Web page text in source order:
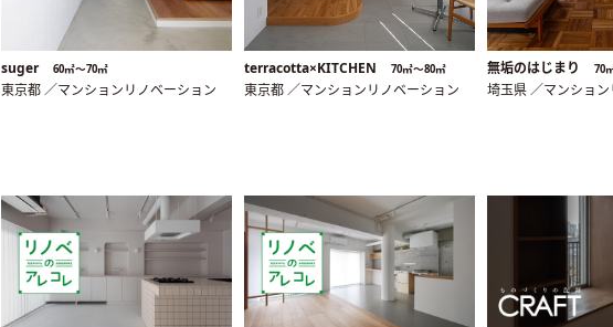
suger 60㎡〜70㎡
東京都 ／マンションリノベーション
terracotta×KITCHEN 70㎡〜80㎡
東京都 ／マンションリノベーション
無垢のはじまり 70
埼玉県 ／マンショ